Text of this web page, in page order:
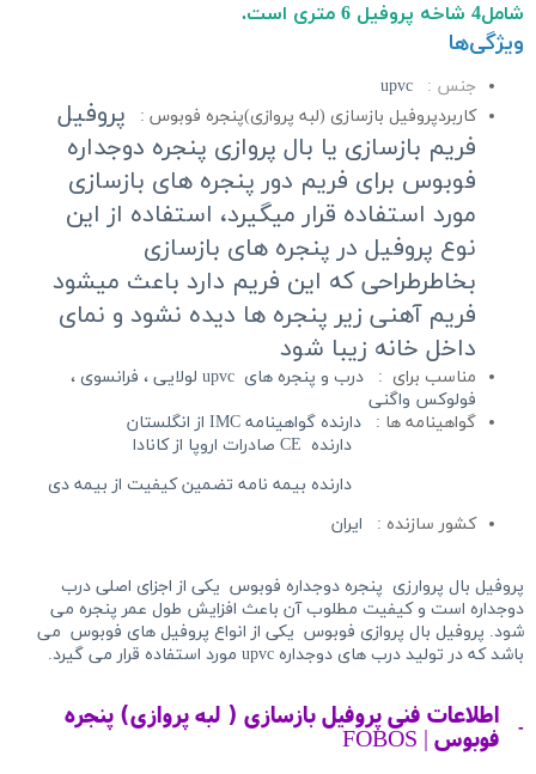
شامل4
شاخه پروفیل 6 متری است.
ویژگی‌ها
جنس :
upvc
کاربردپروفیل بازسازی (لبه پروازی)پنجره فوبوس : پروفیل
فریم بازسازی یا بال پروازی پنجره دوجداره
فوبوس برای فریم دور پنجره های بازسازی
مورد استفاده قرار میگیرد، استفاده از این
نوع پروفیل در پنجره های بازسازی
بخاطرطراحی که این فریم دارد باعث میشود
فریم آهنی زیر پنجره ها دیده نشود و نمای
داخل خانه زیبا شود
مناسب برای : درب و پنجره های
upvc لولایی ، فرانسوی ،
فولوکس واگنی
گواهینامه ها : دارنده گواهینامه IMC از انگلستان
دارنده CE صادرات اروپا از کانادا
دارنده بیمه نامه تضمین کیفیت از بیمه دی
کشور سازنده : ایران
پروفیل بال پروارزی پنجره دوجداره فوبوس یکی از اجزای اصلی درب
دوجداره است و کیفیت مطلوب آن باعث افزایش طول عمر پنجره می
شود. پروفیل بال پروازی فوبوس یکی از انواع پروفیل های فوبوس می
باشد که در تولید درب های دوجداره upvc مورد استفاده قرار می گیرد.
اطلاعات فنی پروفیل بازسازی ( لبه پروازی) پنجره
فوبوس | FOBOS